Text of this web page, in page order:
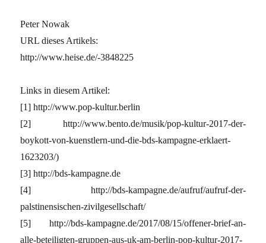
Peter Nowak
URL dieses Artikels:
http://www.heise.de/-3848225
Links in diesem Artikel:
[1] http://www.pop-kultur.berlin
[2] http://www.bento.de/musik/pop-kultur-2017-der-
boykott-von-kuenstlern-und-die-bds-kampagne-erklaert-
1623203/)
[3] http://bds-kampagne.de
[4] http://bds-kampagne.de/aufruf/aufruf-der-
palstinensischen-zivilgesellschaft/
[5] http://bds-kampagne.de/2017/08/15/offener-brief-an-
alle-beteiligten-gruppen-aus-uk-am-berlin-pop-kultur-2017-